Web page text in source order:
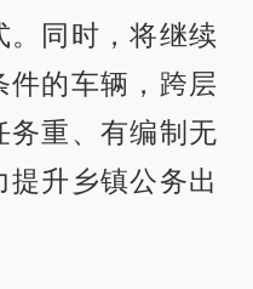
。同时，将继续
件的车辆，跨层
务重、有编制无
升乡镇公务出